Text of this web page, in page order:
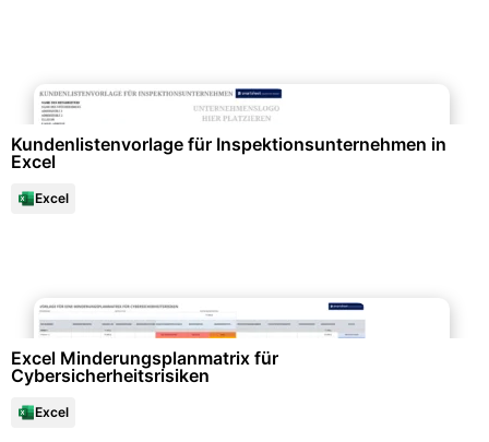
Kundenlistenvorlage für Inspektionsunternehmen in
Excel
Excel
Excel Minderungsplanmatrix für
Cybersicherheitsrisiken
Excel